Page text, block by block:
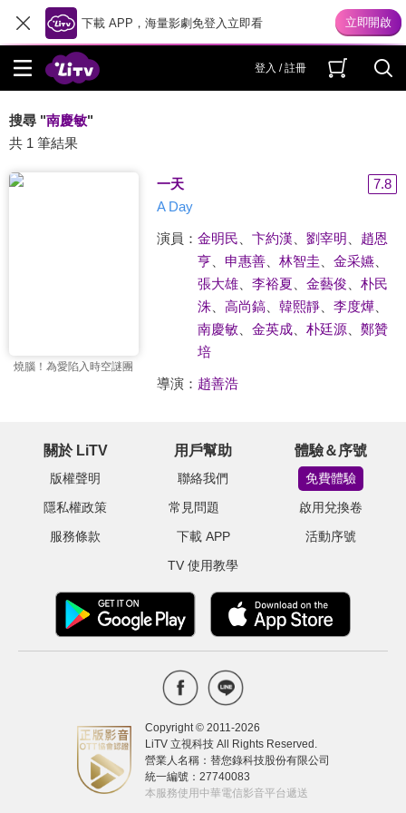
下載 APP，海量影劇免登入立即看
登入 / 註冊
搜尋 "南慶敏"
共 1 筆結果
燒腦！為愛陷入時空謎團
一天
7.8
A Day
演員： 金明民 卞約漢 劉宰明
趙恩
亨、 申惠善、 林智圭 金采嬿、
張大雄、 李裕夏 金藝俊
朴民
洙、 高尚鎬、 韓熙靜、 李度燁、
南慶敏、 金英成、 朴廷源、 鄭贊
培
導演： 趙善浩
關於 LiTV
版權聲明
隱私權政策
服務條款
用戶幫助
聯絡我們
常見問題
下載 APP
TV 使用教學
體驗＆序號
免費體驗
啟用兌換卷
活動序號
Copyright © 2011-2026
LiTV 立視科技 All Rights Reserved.
營業人名稱：替您錄科技股份有限公司
統一編號：27740083
本服務使用中華電信影音平台遞送